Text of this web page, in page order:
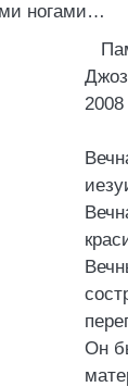
ногами…
2008
Он